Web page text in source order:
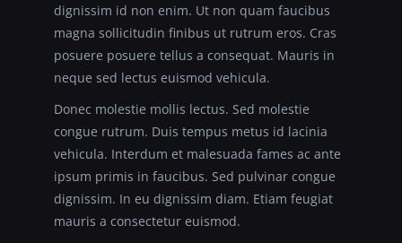
dignissim id non enim. Ut non quam faucibus
magna sollicitudin finibus ut rutrum eros. Cras
posuere posuere tellus a consequat. Mauris in
neque sed lectus euismod vehicula.
Donec molestie mollis lectus. Sed molestie
congue rutrum. Duis tempus metus id lacinia
vehicula. Interdum et malesuada fames ac ante
ipsum primis in faucibus. Sed pulvinar congue
dignissim. In eu dignissim diam. Etiam feugiat
mauris a consectetur euismod.